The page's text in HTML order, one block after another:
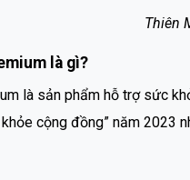
Thiên
là gì?
là sản phẩm hỗ trợ sức
cộng đồng” năm 2023